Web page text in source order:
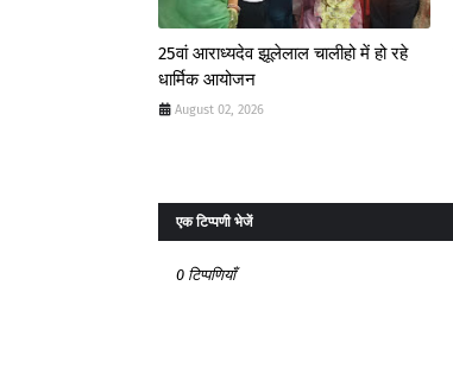
25वां आराध्यदेव झूलेलाल चालीहो में हो रहे
धार्मिक आयोजन
August 02, 2026
एक टिप्पणी भेजें
0 टिप्पणियाँ